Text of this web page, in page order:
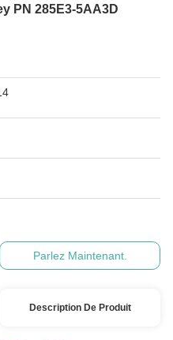
PN 285E3-5AA3D
Parlez Maintenant.
Description De Produit